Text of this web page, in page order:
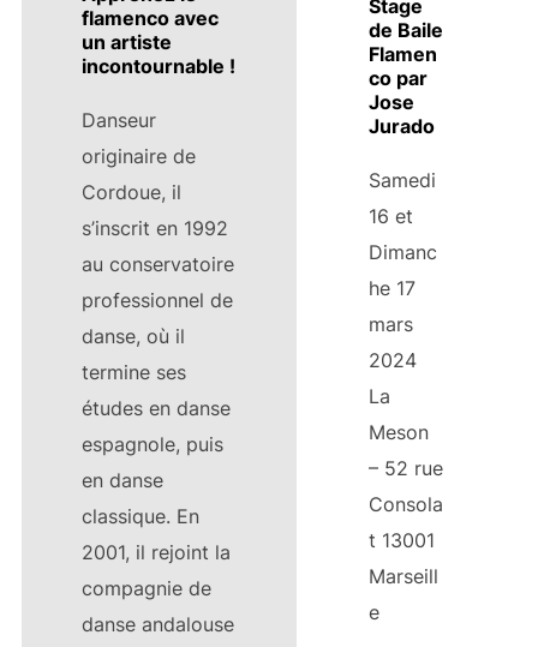
flamenco avec
un artiste
incontournable !
Danseur
originaire de
Cordoue, il
s’inscrit en 1992
au conservatoire
professionnel de
danse, où il
termine ses
études en danse
espagnole, puis
en danse
classique. En
2001, il rejoint la
compagnie de
danse andalouse
Stage
de Baile
Flamen
co par
Jose
Jurado
Samedi
16 et
Dimanc
he 17
mars
2024
La
Meson
– 52 rue
Consola
t 13001
Marseill
e